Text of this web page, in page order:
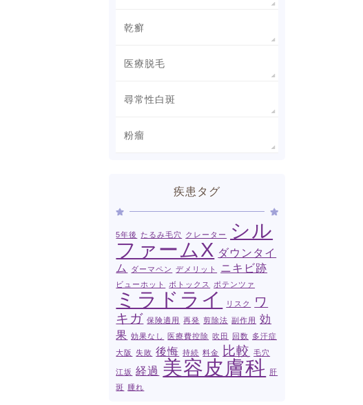
乾癬
医療脱毛
尋常性白斑
粉瘤
疾患タグ
5年後 たるみ毛穴 クレーター
シル
ファームX ダウンタイ
ム
ダーマペン デメリット ニキビ跡
ビューホット ボトックス ポテンツァ
ミラドライ リスク
ワ
キガ 保険適用 再発 剪除法 副作用 効
果 効果なし 医療費控除 吹田 回数 多汗症
大阪
失敗 後悔 持続 料金 比較 毛穴
江坂 経過 美容皮膚科
肝
斑 腫れ